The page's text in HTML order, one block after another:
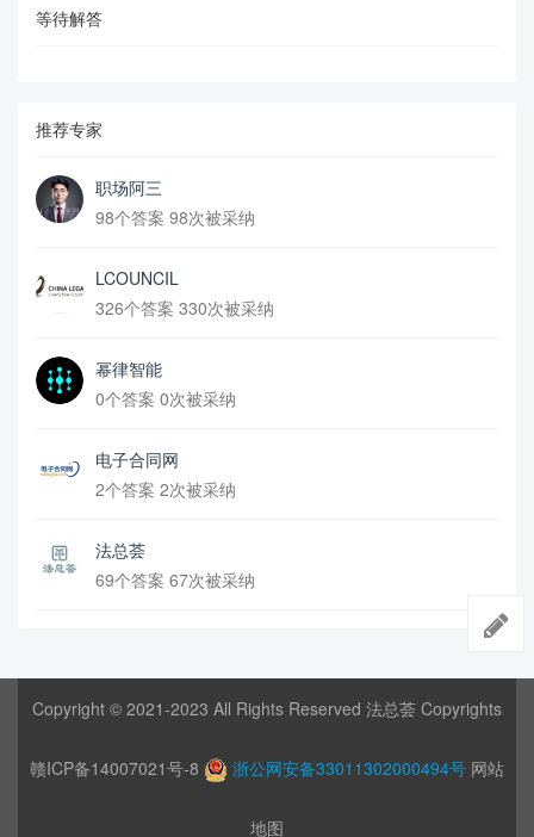
等待解答
推荐专家
职场阿三
98个答案 98次被采纳
LCOUNCIL
326个答案 330次被采纳
幂律智能
0个答案 0次被采纳
电子合同网
2个答案 2次被采纳
法总荟
69个答案 67次被采纳
Copyright © 2021-2023 All Rights Reserved 法总荟 Copyrights
赣ICP备14007021号-8 浙公网安备33011302000494号 网站
地图